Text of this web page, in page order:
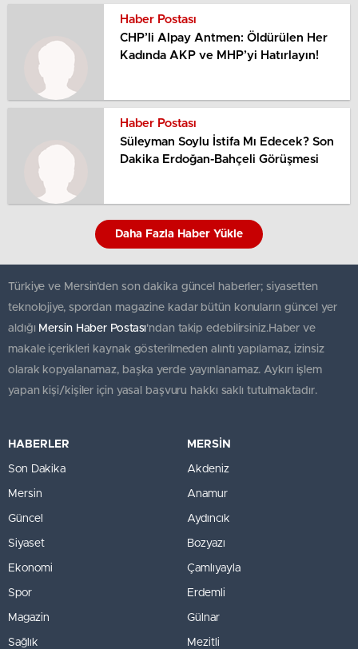
Haber Postası
CHP’li Alpay Antmen: Öldürülen Her
Kadında AKP ve MHP’yi Hatırlayın!
Haber Postası
Süleyman Soylu İstifa Mı Edecek? Son
Dakika Erdoğan-Bahçeli Görüşmesi
Daha Fazla Haber Yükle
Türkiye ve Mersin’den son dakika güncel haberler; siyasetten
teknolojiye, spordan magazine kadar bütün konuların güncel yer
aldığı Mersin Haber Postası'ndan takip edebilirsiniz.Haber ve
makale içerikleri kaynak gösterilmeden alıntı yapılamaz, izinsiz
olarak kopyalanamaz, başka yerde yayınlanamaz. Aykırı işlem
yapan kişi/kişiler için yasal başvuru hakkı saklı tutulmaktadır.
HABERLER
Son Dakika
Mersin
Güncel
Siyaset
Ekonomi
Spor
Magazin
Sağlık
MERSİN
Akdeniz
Anamur
Aydıncık
Bozyazı
Çamlıyayla
Erdemli
Gülnar
Mezitli